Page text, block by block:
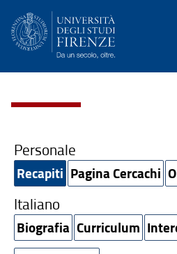
Personale
Recapiti Pagina Cercachi
Italiano
Biografia Curriculum